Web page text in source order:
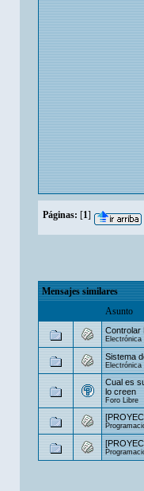
Páginas: [1]
Mensajes similares
Asunto
Controlar
Electrónica
Sistema
Electrónica
Cual es
lo creen
Foro Libre